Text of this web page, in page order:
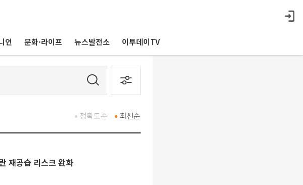
언 문화·라이프 뉴스발전소 이투데이TV
최신순
정확도순
재공습 리스크 완화